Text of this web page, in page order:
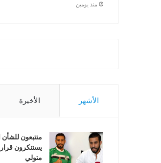
منذ يومين
الأشهر الأخيرة
متتبعون
يستنكرون
متولي